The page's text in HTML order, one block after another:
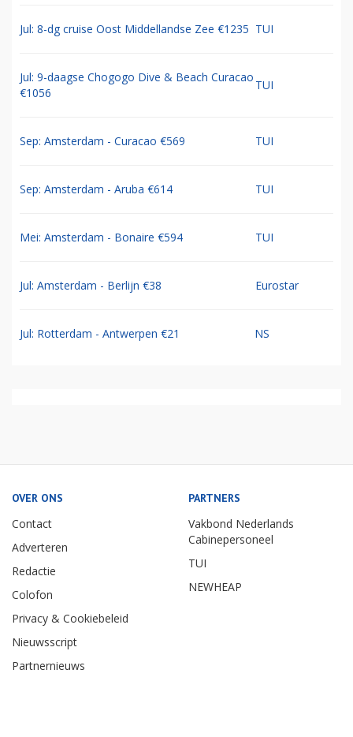
Jul: 8-dg cruise Oost Middellandse Zee €1235 TUI
Jul: 9-daagse Chogogo Dive & Beach Curacao
€1056
TUI
Sep: Amsterdam - Curacao €569 TUI
Sep: Amsterdam - Aruba €614 TUI
Mei: Amsterdam - Bonaire €594 TUI
Jul: Amsterdam - Berlijn €38 Eurostar
Jul: Rotterdam - Antwerpen €21 NS
OVER ONS
Contact
Adverteren
Redactie
Colofon
Privacy & Cookiebeleid
Nieuwsscript
Partnernieuws
PARTNERS
Vakbond Nederlands
Cabinepersoneel
TUI
NEWHEAP